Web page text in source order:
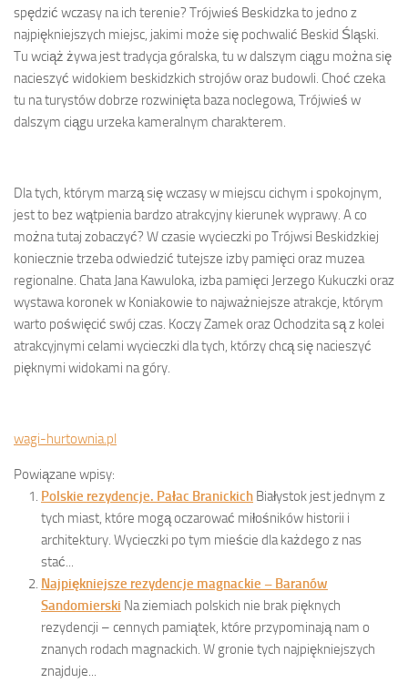
spędzić wczasy na ich terenie? Trójwieś Beskidzka to jedno z
najpiękniejszych miejsc, jakimi może się pochwalić Beskid Śląski.
Tu wciąż żywa jest tradycja góralska, tu w dalszym ciągu można się
nacieszyć widokiem beskidzkich strojów oraz budowli. Choć czeka
tu na turystów dobrze rozwinięta baza noclegowa, Trójwieś w
dalszym ciągu urzeka kameralnym charakterem.
Dla tych, którym marzą się wczasy w miejscu cichym i spokojnym,
jest to bez wątpienia bardzo atrakcyjny kierunek wyprawy. A co
można tutaj zobaczyć? W czasie wycieczki po Trójwsi Beskidzkiej
koniecznie trzeba odwiedzić tutejsze izby pamięci oraz muzea
regionalne. Chata Jana Kawuloka, izba pamięci Jerzego Kukuczki oraz
wystawa koronek w Koniakowie to najważniejsze atrakcje, którym
warto poświęcić swój czas. Koczy Zamek oraz Ochodzita są z kolei
atrakcyjnymi celami wycieczki dla tych, którzy chcą się nacieszyć
pięknymi widokami na góry.
wagi-hurtownia.pl
Powiązane wpisy:
Polskie rezydencje. Pałac Branickich Białystok jest jednym z
tych miast, które mogą oczarować miłośników historii i
architektury. Wycieczki po tym mieście dla każdego z nas
stać...
Najpiękniejsze rezydencje magnackie – Baranów
Sandomierski Na ziemiach polskich nie brak pięknych
rezydencji – cennych pamiątek, które przypominają nam o
znanych rodach magnackich. W gronie tych najpiękniejszych
znajduje...